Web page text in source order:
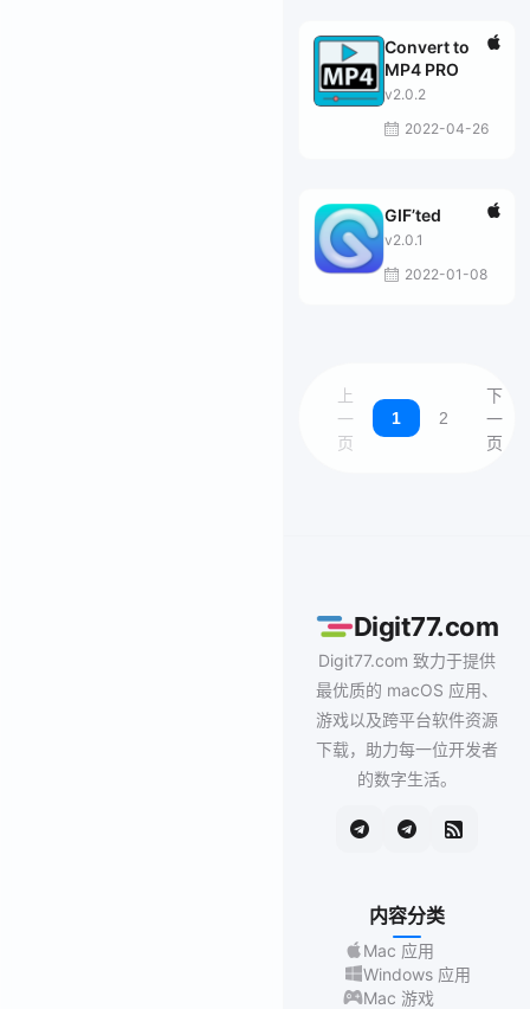
Convert to
MP4 PRO
v2.0.2
2022-04-26
GIF’ted
v2.0.1
2022-01-08
上
一
页
1 2
下
一
页
Digit77.com
Digit77.com 致力于提供
最优质的 macOS 应用、
游戏以及跨平台软件资源
下载，助力每一位开发者
的数字生活。
内容分类
Mac 应用
Windows 应用
Mac 游戏